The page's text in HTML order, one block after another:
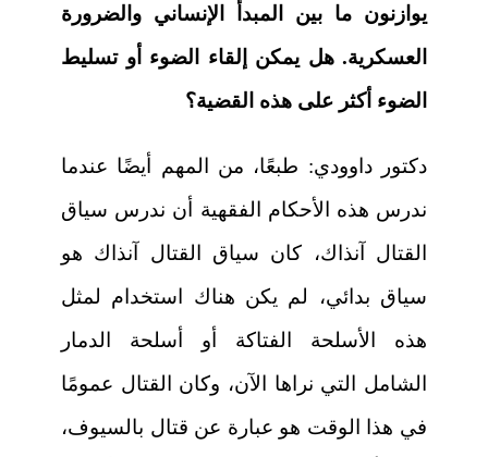
يوازنون ما بين المبدأ الإنساني والضرورة
العسكرية. هل يمكن إلقاء الضوء أو تسليط
الضوء أكثر على هذه القضية؟
دكتور داوودي: طبعًا، من المهم أيضًا عندما
ندرس هذه الأحكام الفقهية أن ندرس سياق
القتال آنذاك، كان سياق القتال آنذاك هو
سياق بدائي، لم يكن هناك استخدام لمثل
هذه الأسلحة الفتاكة أو أسلحة الدمار
الشامل التي نراها الآن، وكان القتال عمومًا
في هذا الوقت هو عبارة عن قتال بالسيوف،